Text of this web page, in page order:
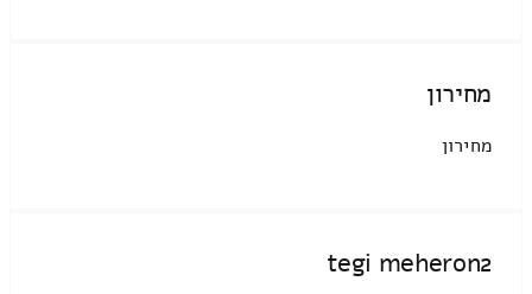
מחירון
מחירון
tegi meheron2